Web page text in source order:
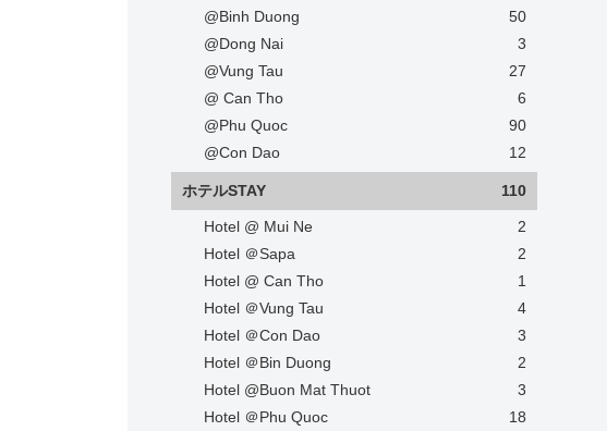
@Binh Duong
50
@Dong Nai
3
@Vung Tau
27
@ Can Tho
6
@Phu Quoc
90
@Con Dao
12
ホテルSTAY 110
Hotel @ Mui Ne
2
Hotel ＠Sapa
2
Hotel @ Can Tho
1
Hotel ＠Vung Tau
4
Hotel ＠Con Dao
3
Hotel ＠Bin Duong
2
Hotel @Buon Mat Thuot
3
Hotel ＠Phu Quoc
18